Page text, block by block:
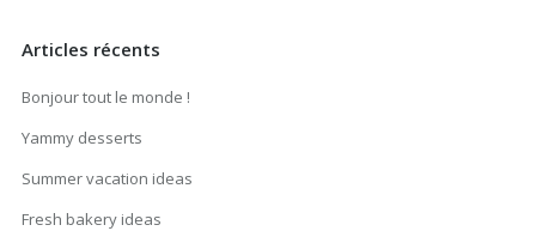
Articles récents
Bonjour tout le monde !
Yammy desserts
Summer vacation ideas
Fresh bakery ideas